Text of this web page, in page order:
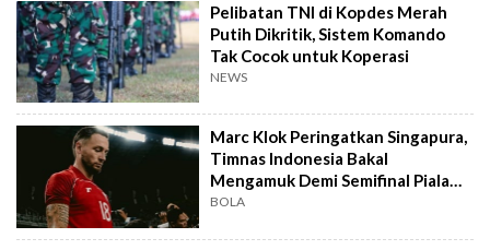
Pelibatan TNI di Kopdes Merah
Putih Dikritik, Sistem Komando
Tak Cocok untuk Koperasi
NEWS
Marc Klok Peringatkan Singapura,
Timnas Indonesia Bakal
Mengamuk Demi Semifinal Piala
AFF 2026
BOLA